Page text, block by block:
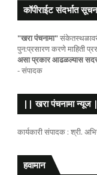
कॉपीराईट संदर्भात
"खरा पंचनामा"
पुन:प्रसारण करणे माहिती
असा प्रकार आढळल्यास सदर
- संपादक
|| खरा पंचनामा न्यूज
कार्यकारी संपादक : श्री.
हवामान